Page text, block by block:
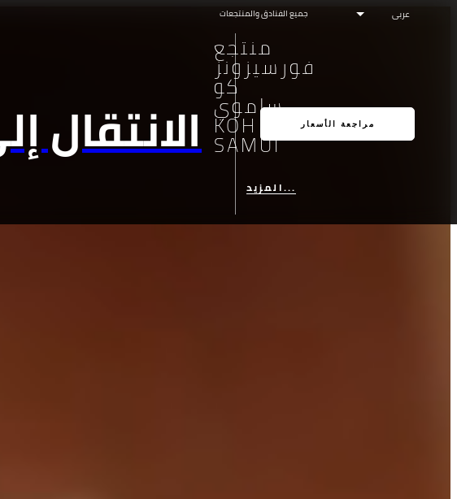
جميع الفنادق والمنتجعات
الانتقال
منتجع
فورسيزونز
كو
ساموي
KOH
SAMUI
المزيد...
مراجعة الأسعار